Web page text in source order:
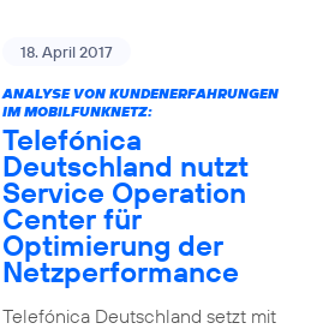
18. April 2017
ANALYSE VON KUNDENERFAHRUNGEN
IM MOBILFUNKNETZ:
Telefónica
Deutschland nutzt
Service Operation
Center für
Optimierung der
Netzperformance
Telefónica Deutschland setzt mit